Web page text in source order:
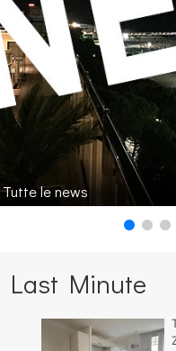
Tutte le news
Last Minute